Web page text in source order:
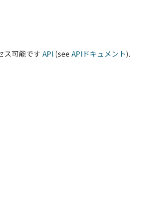
ス可能です API (see APIドキュメント).